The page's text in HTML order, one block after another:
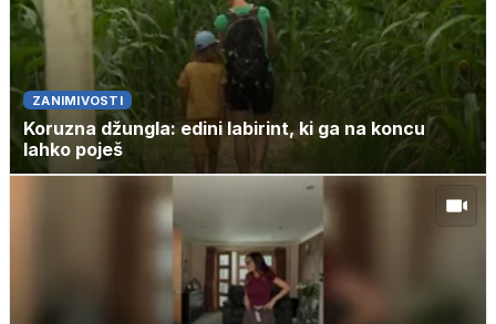
ZANIMIVOSTI
Koruzna džungla: edini labirint, ki ga na koncu
lahko poješ